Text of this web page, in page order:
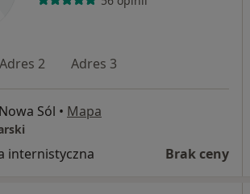
Adres 2 Adres 3
Sól • Mapa
internistyczna Brak ceny